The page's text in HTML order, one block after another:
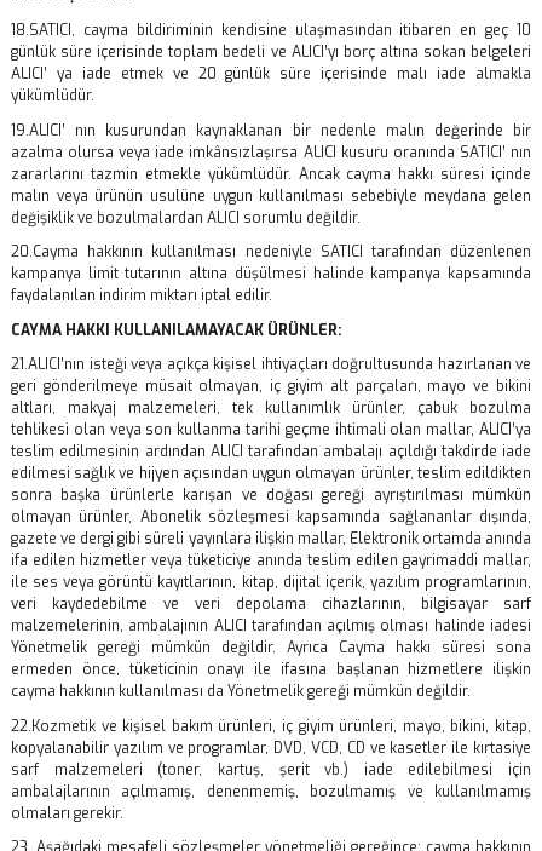
18.SATICI, cayma bildiriminin kendisine ulaşmasından itibaren en geç 10
günlük süre içerisinde toplam bedeli ve ALICI’yı borç altına sokan belgeleri
ALICI’ ya iade etmek ve 20 günlük süre içerisinde malı iade almakla
yükümlüdür.
19.ALICI’ nın kusurundan kaynaklanan bir nedenle malın değerinde bir
azalma olursa veya iade imkânsızlaşırsa ALICI kusuru oranında SATICI’ nın
zararlarını tazmin etmekle yükümlüdür. Ancak cayma hakkı süresi içinde
malın veya ürünün usulüne uygun kullanılması sebebiyle meydana gelen
değişiklik ve bozulmalardan ALICI sorumlu değildir.
20.Cayma hakkının kullanılması nedeniyle SATICI tarafından düzenlenen
kampanya limit tutarının altına düşülmesi halinde kampanya kapsamında
faydalanılan indirim miktarı iptal edilir.
CAYMA HAKKI KULLANILAMAYACAK ÜRÜNLER:
21.ALICI’nın isteği veya açıkça kişisel ihtiyaçları doğrultusunda hazırlanan ve
geri gönderilmeye müsait olmayan, iç giyim alt parçaları, mayo ve bikini
altları, makyaj malzemeleri, tek kullanımlık ürünler, çabuk bozulma
tehlikesi olan veya son kullanma tarihi geçme ihtimali olan mallar, ALICI’ya
teslim edilmesinin ardından ALICI tarafından ambalajı açıldığı takdirde iade
edilmesi sağlık ve hijyen açısından uygun olmayan ürünler, teslim edildikten
sonra başka ürünlerle karışan ve doğası gereği ayrıştırılması mümkün
olmayan ürünler, Abonelik sözleşmesi kapsamında sağlananlar dışında,
gazete ve dergi gibi süreli yayınlara ilişkin mallar, Elektronik ortamda anında
ifa edilen hizmetler veya tüketiciye anında teslim edilen gayrimaddi mallar,
ile ses veya görüntü kayıtlarının, kitap, dijital içerik, yazılım programlarının,
veri kaydedebilme ve veri depolama cihazlarının, bilgisayar sarf
malzemelerinin, ambalajının ALICI tarafından açılmış olması halinde iadesi
Yönetmelik gereği mümkün değildir. Ayrıca Cayma hakkı süresi sona
ermeden önce, tüketicinin onayı ile ifasına başlanan hizmetlere ilişkin
cayma hakkının kullanılması da Yönetmelik gereği mümkün değildir.
22.Kozmetik ve kişisel bakım ürünleri, iç giyim ürünleri, mayo, bikini, kitap,
kopyalanabilir yazılım ve programlar, DVD, VCD, CD ve kasetler ile kırtasiye
sarf malzemeleri (toner, kartuş, şerit vb.) iade edilebilmesi için
ambalajlarının açılmamış, denenmemiş, bozulmamış ve kullanılmamış
olmaları gerekir.